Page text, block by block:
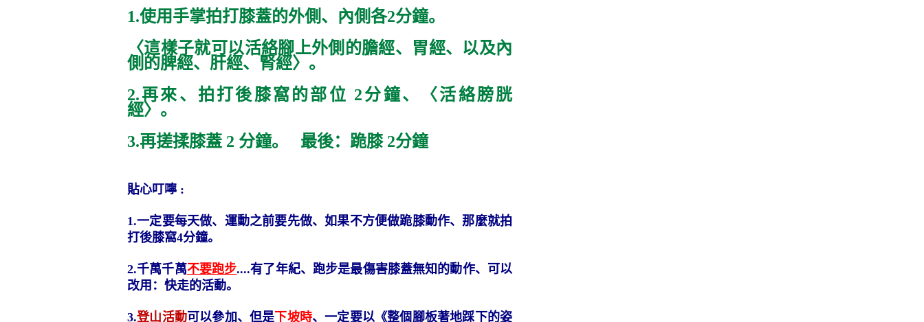
1.使用手掌拍打膝蓋的外側、內側各2分鐘。
〈這樣子就可以活絡腳上外側的膽經、胃經、以及內
側的脾經、肝經、腎經〉。
2.再來、拍打後膝窩的部位 2分鐘、〈活絡膀胱
經〉。
3.再搓揉膝蓋 2 分鐘。 最後：跪膝2分鐘
貼心叮嚀 :
1.一定要每天做、運動之前要先做、如果不方便做跪膝動作、那麼就拍
打後膝窩4分鐘。
2.千萬千萬不要跑步....有了年紀、跑步是最傷害膝蓋無知的動作、可以
改用：快走的活動。
3.登山活動可以參加、但是下坡時、一定要以《整個腳板著地踩下的姿